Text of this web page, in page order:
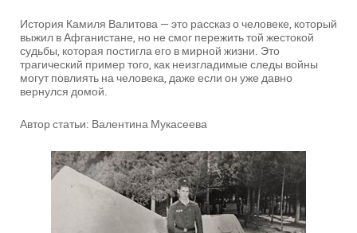
История Камиля Валитова — это рассказ о человеке, который
выжил в Афганистане, но не смог пережить той жестокой
судьбы, которая постигла его в мирной жизни. Это
трагический пример того, как неизгладимые следы войны
могут повлиять на человека, даже если он уже давно
вернулся домой.
Автор статьи: Валентина Мукасеева